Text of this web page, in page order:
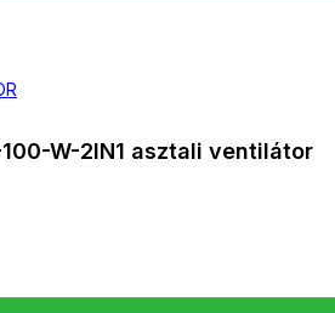
100-W-2IN1 asztali ventilátor